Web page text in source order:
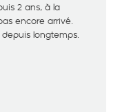
2 ans, à la
encore arrivé.
longtemps.